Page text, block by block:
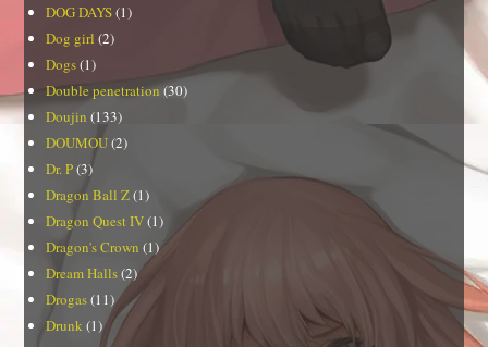
DOG DAYS(1)
Dog girl (2)
Dogs(1)
Double penetration(30)
Doujin (133)
DOUMOU(2)
Dr. P(3)
Dragon Ball Z(1)
Dragon Quest IV(1)
Dragon's Crown (1)
Dream Halls(2)
Drogas(11)
Drunk (1)